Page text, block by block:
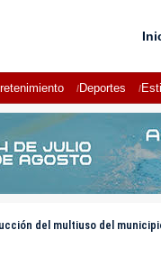
Deportes
del multiuso del